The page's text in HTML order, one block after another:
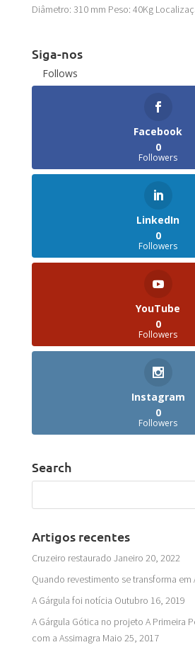
Diâmetro: 310 mm Peso: 40Kg
Siga-nos
Follows
Facebook
0
Followers
LinkedIn
0
Followers
YouTube
0
Followers
Instagram
0
Followers
Search
Artigos recentes
Cruzeiro restaurado Janeiro 20, 2022
Quando revestimento se transforma em
A Gárgula foi notícia Outubro 16, 2019
A Gárgula Gótica no projeto A Primeira
com a Assimagra Maio 25, 2017